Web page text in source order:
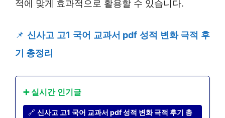
적에 맞게 효과적으로 활용할 수 있습니다.
📌 신사고 고1 국어 교과서 pdf 성적 변화 극적 후
기 총정리
➕ 실시간 인기글
🔗 신사고 고1 국어 교과서 pdf 성적 변화 극적 후기 총